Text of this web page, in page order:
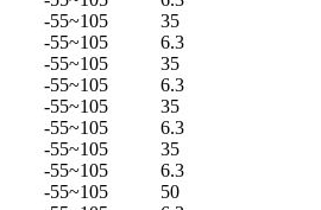
-55~105
35
-55~105
6.3
-55~105
35
-55~105
6.3
-55~105
35
-55~105
6.3
-55~105
35
-55~105
6.3
-55~105
50